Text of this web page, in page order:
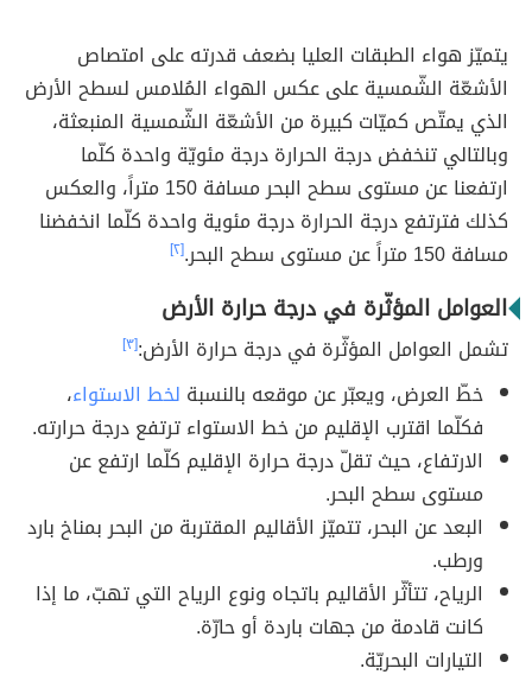
يتميّز هواء الطبقات العليا بضعف قدرته على امتصاص
الأشعّة الشّمسية على عكس الهواء المُلامس لسطح الأرض
الذي يمتّص كميّات كبيرة من الأشعّة الشّمسية المنبعثة،
وبالتالي تنخفض درجة الحرارة درجة مئويّة واحدة كلّما
ارتفعنا عن مستوى سطح البحر مسافة 150 متراً، والعكس
كذلك فترتفع درجة الحرارة درجة مئوية واحدة كلّما انخفضنا
مسافة 150 متراً عن مستوى سطح البحر.
[٢]
العوامل المؤثّرة في درجة حرارة الأرض
تشمل العوامل المؤثّرة في درجة حرارة الأرض:[٣]
خطّ العرض، ويعبّر عن موقعه بالنسبة لخط الاستواء،
فكلّما اقترب الإقليم من خط الاستواء ترتفع درجة حرارته.
الارتفاع، حيث تقلّ درجة حرارة الإقليم كلّما ارتفع عن
مستوى سطح البحر.
البعد عن البحر، تتميّز الأقاليم المقتربة من البحر بمناخ بارد
ورطب.
الرياح، تتأثّر الأقاليم باتجاه ونوع الرياح التي تهبّ، ما إذا
كانت قادمة من جهات باردة أو حارّة.
التيارات البحريّة.